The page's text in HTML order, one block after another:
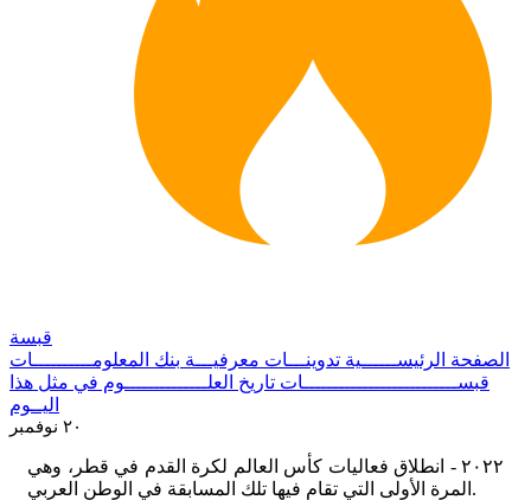
قبسة
الصفحة الرئيســــــية تدوينـــات معرفيـــة بنك المعلومــــــــــات
قبســــــــــــــــــــــــــات تاريخ العلــــــــــــــوم في مثل هذا
اليــوم
٢٠ نوفمبر
٢٠٢٢ - انطلاق فعاليات كأس العالم لكرة القدم في قطر، وهي
المرة الأولى التي تقام فيها تلك المسابقة في الوطن العربي.